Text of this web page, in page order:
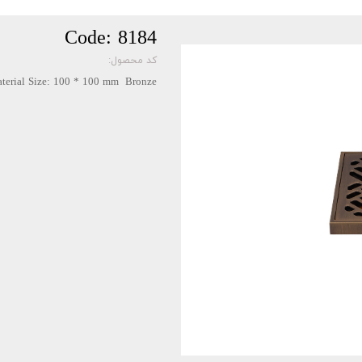
Code: 8184
کد محصول:
Size: 100 * 100 mm Bronze